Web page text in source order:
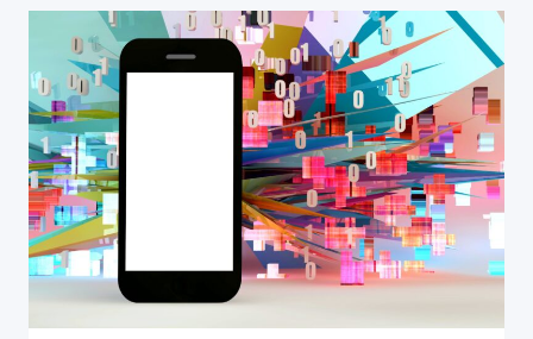
ТЕХНОЛОГИИ
ВЪВ
ВАШИЯ
WORDPRESS
САЙТ